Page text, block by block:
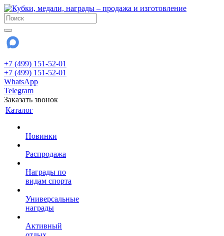
+7 (499) 151-52-01
+7 (499) 151-52-01
WhatsApp
Telegram
Заказать звонок
Каталог
Новинки
Распродажа
Награды по
видам спорта
Универсальные
награды
Активный